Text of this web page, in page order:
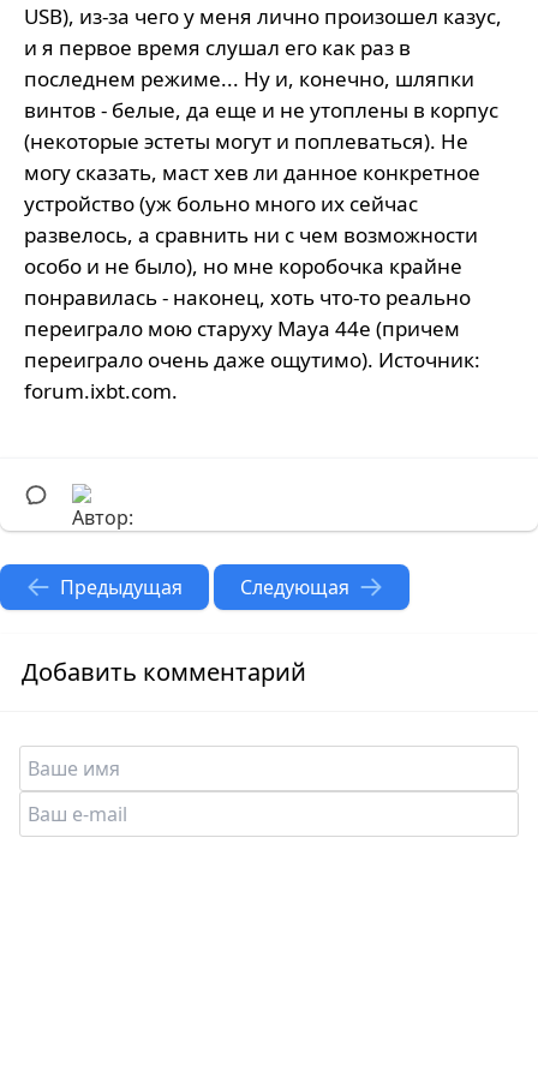
USB), из-за чего у меня лично произошел казус,
и я первое время слушал его как раз в
последнем режиме... Ну и, конечно, шляпки
винтов - белые, да еще и не утоплены в корпус
(некоторые эстеты могут и поплеваться). Не
могу сказать, маст хев ли данное конкретное
устройство (уж больно много их сейчас
развелось, а сравнить ни с чем возможности
особо и не было), но мне коробочка крайне
понравилась - наконец, хоть что-то реально
переиграло мою старуху Maya 44е (причем
переиграло очень даже ощутимо). Источник:
forum.ixbt.com.
Предыдущая Следующая
Добавить комментарий